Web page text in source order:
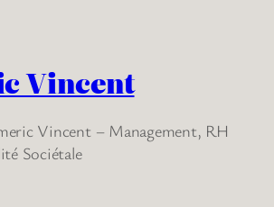
Vincent
Vincent – Management, RH
Sociétale